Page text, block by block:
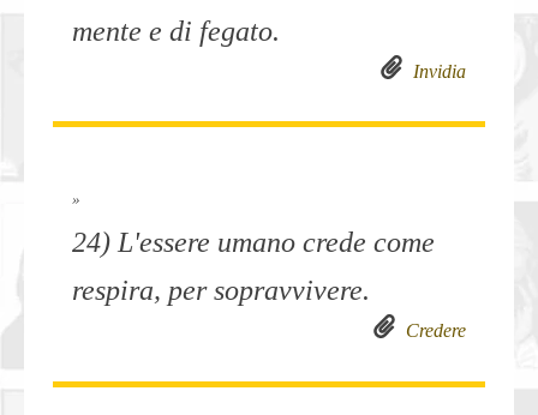
mente e di fegato.
Invidia
»
24) L'essere umano crede come
respira, per sopravvivere.
Credere